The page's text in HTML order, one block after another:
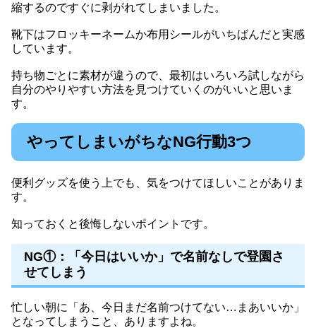
縮するのですぐに剥がれてしまいました。
靴下はフロッキーネームか布用シールがいちばんだと実感
しています。
持ち物ごとに素材が違うので、最初はいろいろ試しながら
自分のやりやすい方法を見つけていくのがいいと思いま
す。
やってしまいがちなNG行動3つ
便利グッズを使う上でも、気をつけてほしいことがありま
す。
知っておくと後悔しないポイントです。
NG①：「今日はいいか」で名前なしで登園さ
せてしまう
忙しい朝に「あ、今日まだ名前つけてない…まあいいか」
となってしまうこと、ありますよね。